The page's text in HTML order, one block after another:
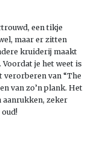
een tikje
maar er zitten
kruiderij maakt
je het weet is
verorberen van “The
van zo’n plank. Het
aanrukken, zeker